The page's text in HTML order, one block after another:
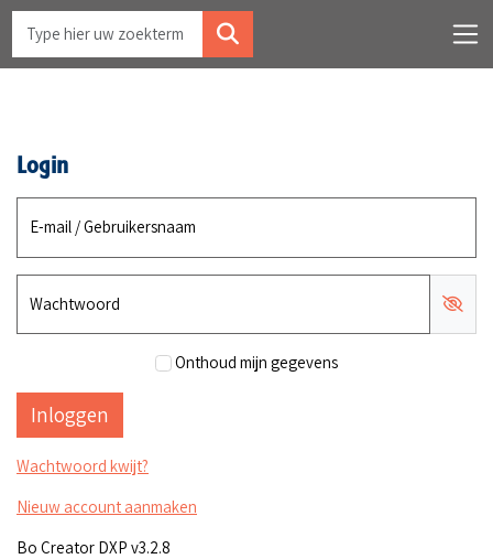
Login
E-mail / Gebruikersnaam
Wachtwoord
Onthoud mijn gegevens
Wachtwoord kwijt?
Nieuw account aanmaken
Bo Creator DXP v3.2.8